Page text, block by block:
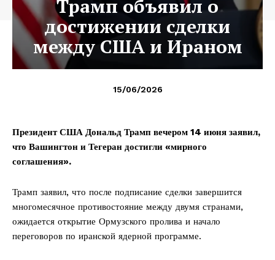
Трамп объявил о
достижении сделки
между США и Ираном
15/06/2026
Президент США Дональд Трамп вечером 14 июня заявил,
что Вашингтон и Тегеран достигли «мирного
соглашения».
Трамп заявил, что после подписание сделки завершится
многомесячное противостояние между двумя странами,
ожидается открытие Ормузского пролива и начало
переговоров по иранской ядерной программе.